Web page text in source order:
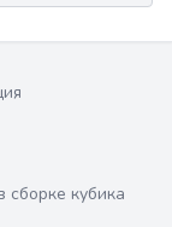
кубика